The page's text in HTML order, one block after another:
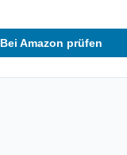
Bei Amazon prüfen